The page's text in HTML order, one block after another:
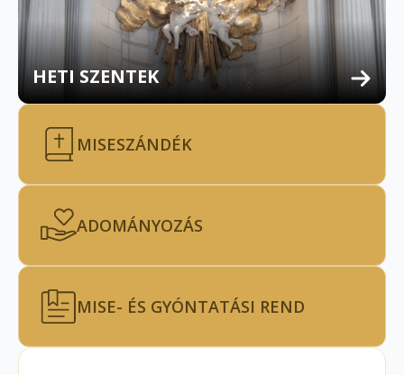
HETI SZENTEK
MISESZÁNDÉK
ADOMÁNYOZÁS
MISE- ÉS GYÓNTATÁSI REND